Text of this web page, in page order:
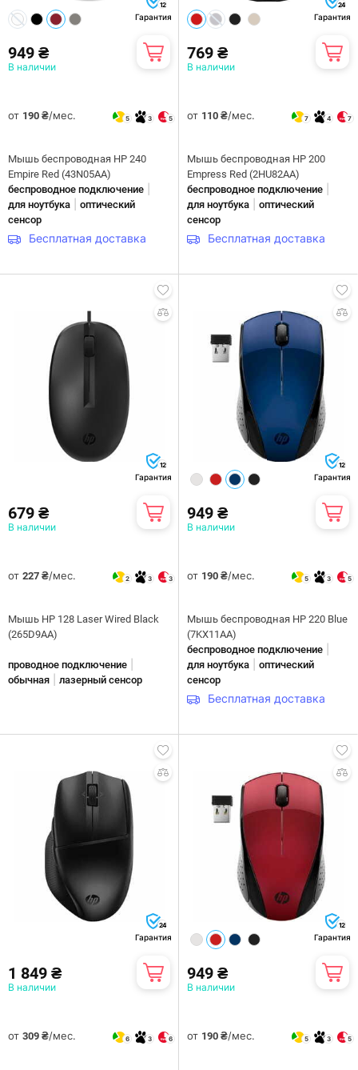
12
Гарантия
949 ₴
В наличии
от 190 ₴/мес. 5 3 5
Мышь беспроводная HP 240
Empire Red (43N05AA)
беспроводное подключение
для ноутбука
оптический
сенсор
Бесплатная доставка
24
Гарантия
769 ₴
В наличии
от 110 ₴/мес. 7 4 7
Мышь беспроводная HP 200
Empress Red (2HU82AA)
беспроводное подключение
для ноутбука
оптический
сенсор
Бесплатная доставка
12
Гарантия
679 ₴
В наличии
от 227 ₴/мес. 2 3 3
Мышь HP 128 Laser Wired Black
(265D9AA)
проводное подключение
обычная лазерный сенсор
12
Гарантия
949 ₴
В наличии
от 190 ₴/мес. 5 3 5
Мышь беспроводная HP 220 Blue
(7KX11AA)
беспроводное подключение
для ноутбука
оптический
сенсор
Бесплатная доставка
24
Гарантия
1 849 ₴
В наличии
от 309 ₴/мес. 6 3 6
12
Гарантия
949 ₴
В наличии
от 190 ₴/мес. 5 3 5